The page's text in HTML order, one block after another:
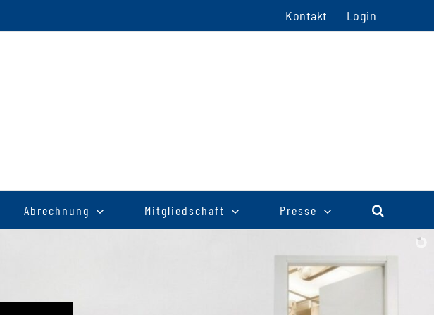
Kontakt Login
Abrechnung Mitgliedschaft Presse